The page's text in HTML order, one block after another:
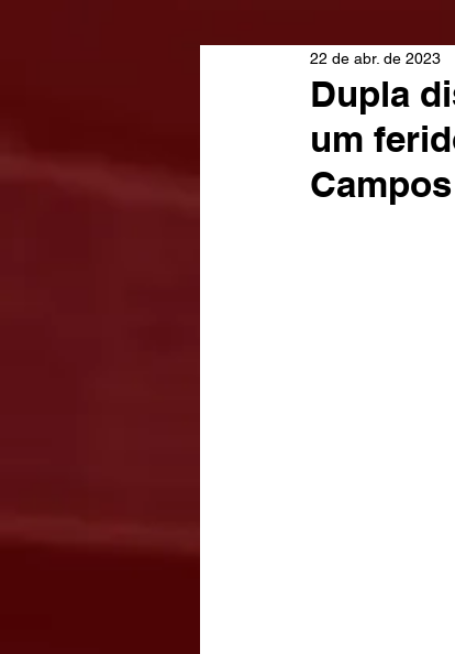
Dupla
um
Campos
22 de abr. de 2023